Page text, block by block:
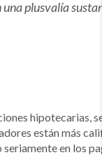
plusvalía
hipotecarias,
están más
en los